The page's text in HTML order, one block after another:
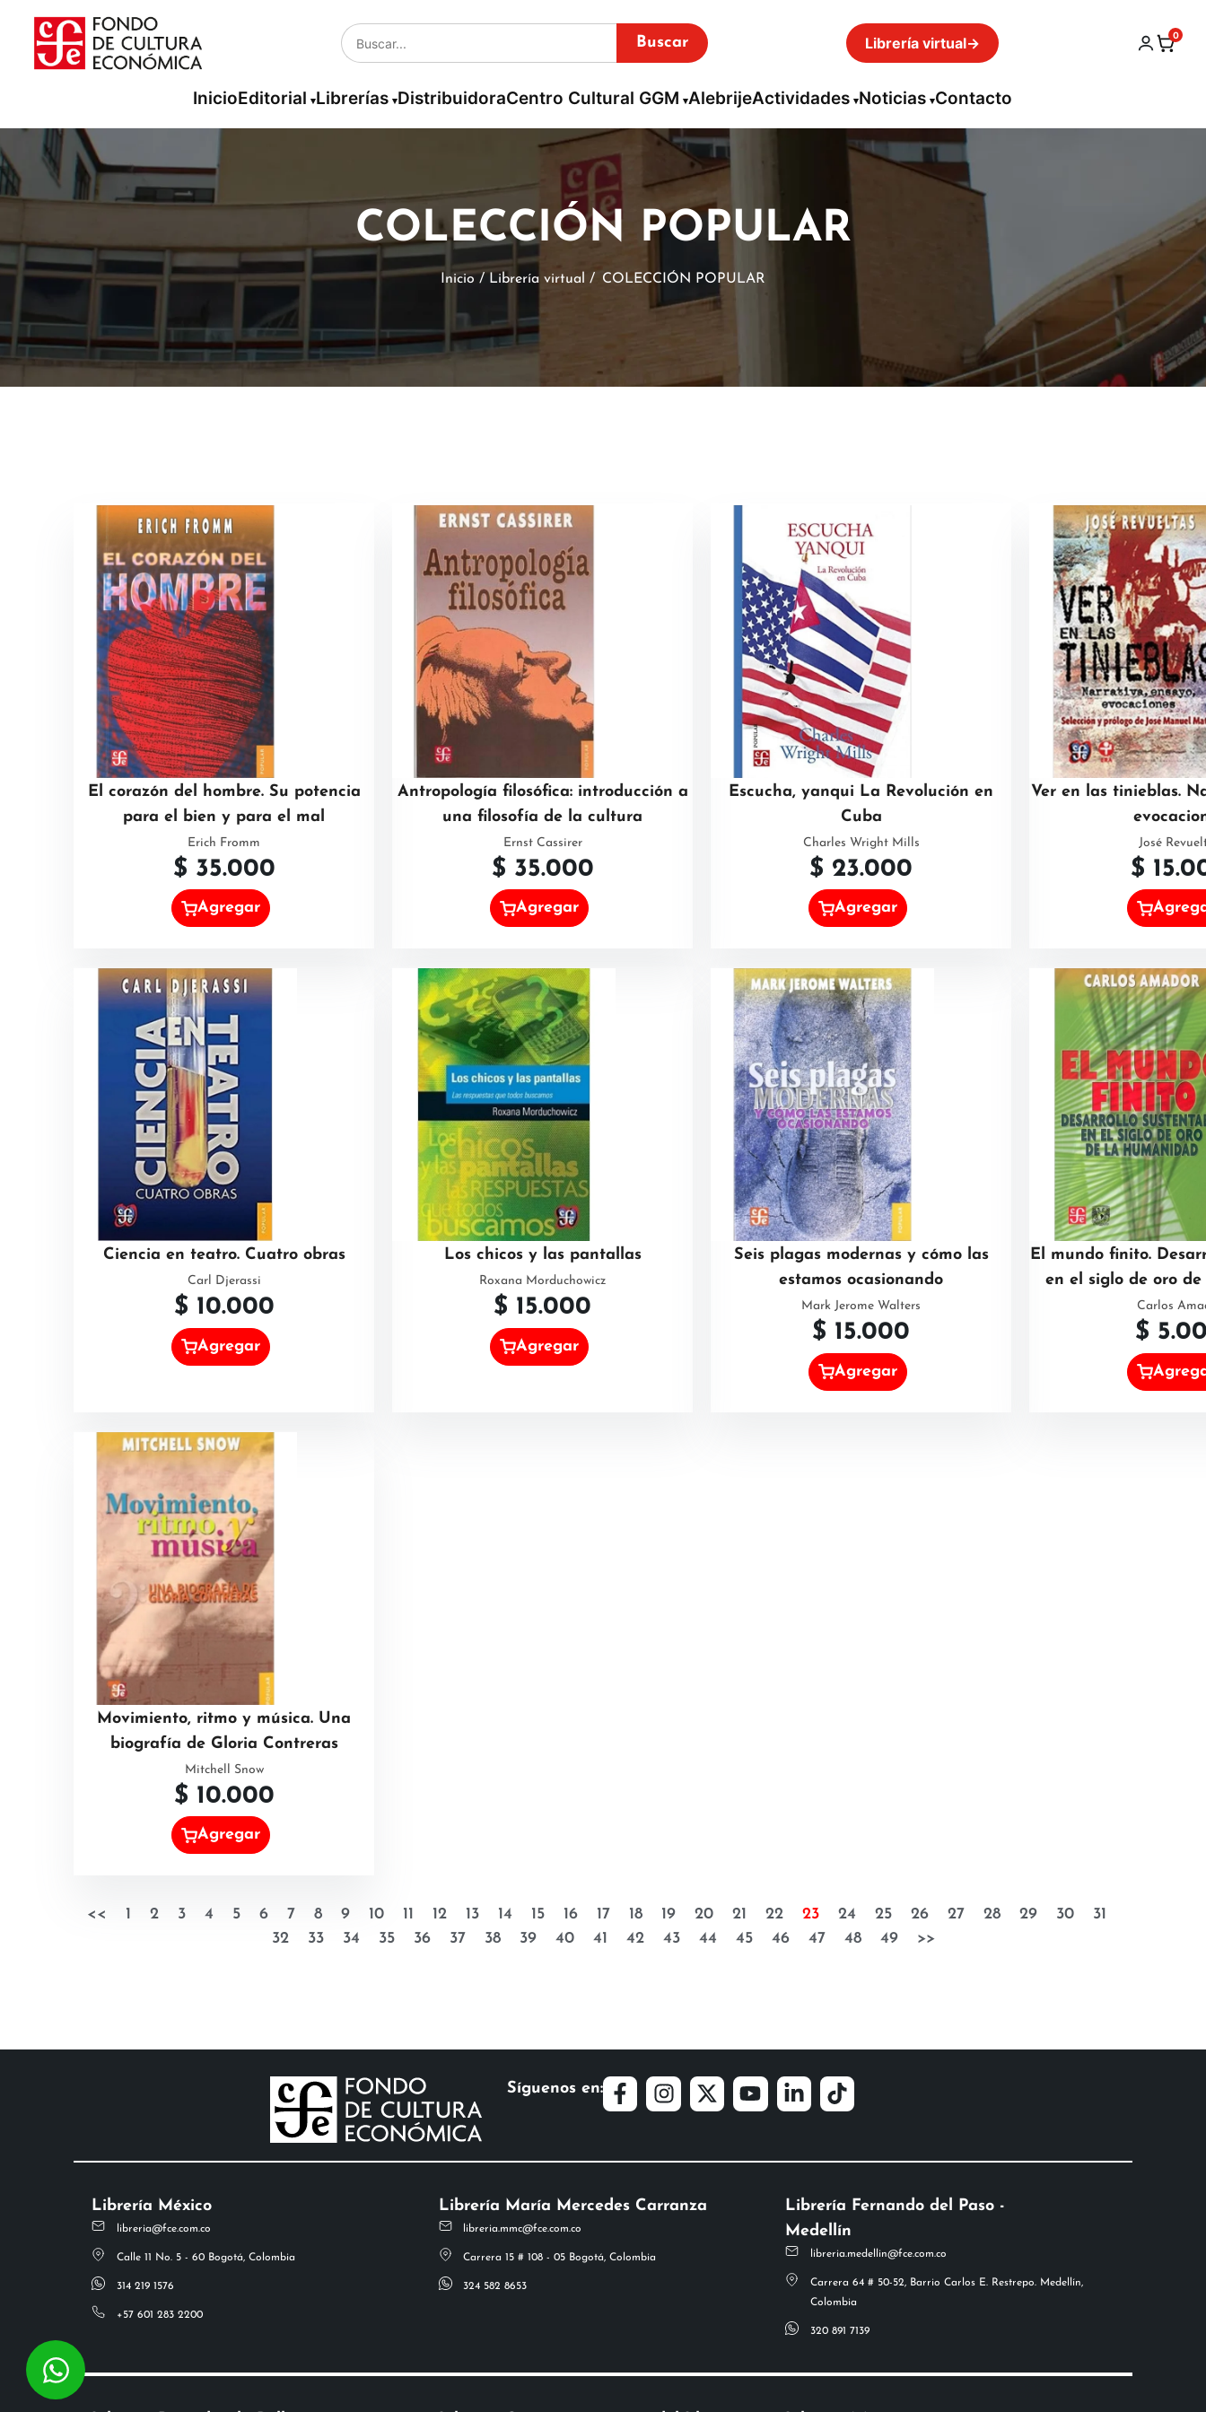
Buscar Librería virtual→ 0
InicioEditorial Librerías DistribuidoraCentro Cultural GGM AlebrijeActividades Noticias Contacto
COLECCIÓN POPULAR
Inicio / Librería virtual / COLECCIÓN POPULAR
El corazón del hombre. Su potencia
para el bien y para el mal
Erich Fromm
$ 35.000
Agregar
Antropología filosófica: introducción a
una filosofía de la cultura
Ernst Cassirer
$ 35.000
Agregar
Escucha, yanqui La Revolución en
Cuba
Charles Wright Mills
$ 23.000
Agregar
Ver en las tinieblas.
José
$
Ciencia en teatro. Cuatro obras
Carl Djerassi
$ 10.000
Agregar
Los chicos y las pantallas
Roxana Morduchowicz
$ 15.000
Agregar
Seis plagas modernas y cómo las
estamos ocasionando
Mark Jerome Walters
$ 15.000
Agregar
El mundo finito.
en el siglo de oro
Carlos
$
Movimiento, ritmo y música. Una
biografía de Gloria Contreras
Mitchell Snow
$ 10.000
Agregar
<< 1 2 3 4 5 6 7 8 9 10 11 12 13 14 15 16 17 18 19 20 21 22 23 24 25 26 27 28 29 30
31
32
33 34 35 36 37 38 39 40 41 42 43 44 45 46 47 48 49 >>
Síguenos en:
Librería México
libreria@fce.com.co
Calle 11 No. 5 - 60 Bogotá, Colombia
314 219 1576
+57 601 283 2200
Librería María Mercedes Carranza
libreria.mmc@fce.com.co
Carrera 15 # 108 - 05 Bogotá, Colombia
324 582 8653
Librería Fernando del Paso -
Medellín
libreria.medellin@fce.com.co
Carrera 64 # 50-52, Barrio Carlos E. Restrepo. Medellín,
Colombia
320 891 7139